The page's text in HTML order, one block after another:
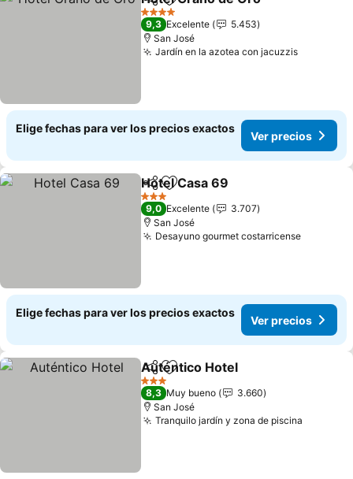
CompartirAgregar a favoritos
4 Estrellas
9,3 Excelente
5.453
San José
Jardín en la azotea con jacuzzisVer
Elige fechas para ver los precios exactos
Ver precios
CompartirAgregar a favoritos
Hotel Casa 69
3 Estrellas
9,0 Excelente
3.707
San José
Desayuno gourmet costarricenseVer
Elige fechas para ver los precios exactos
Ver precios
CompartirAgregar a favoritos
Auténtico Hotel
3 Estrellas
8,3 Muy bueno
3.660
San José
Tranquilo jardín y zona de piscina